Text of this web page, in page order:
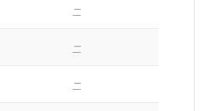
–
–
–